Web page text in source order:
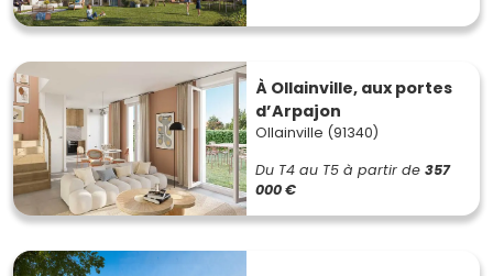
À Ollainville, aux portes
d’Arpajon
Ollainville (91340)
Du T4 au T5 à partir de 357
000 €